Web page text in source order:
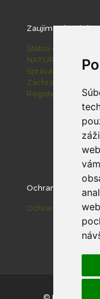
Zaujímavé stránky
Štátna ochrana
NATURA 2000
Správa
Záchranná stanica
Register
Ochrana osobných
Ochrana osobných